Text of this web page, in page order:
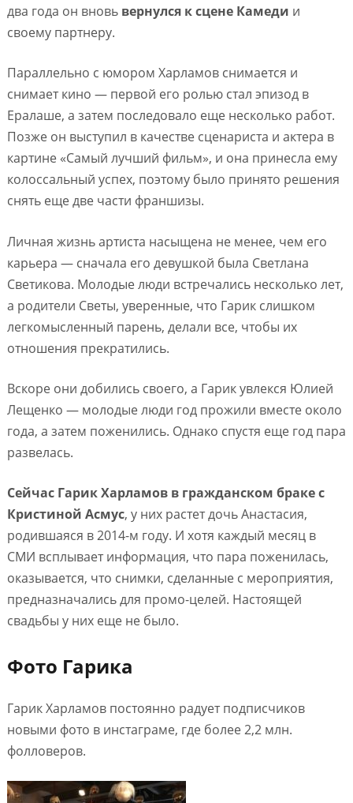
два года он вновь вернулся к сцене Камеди и
своему партнеру.
Параллельно с юмором Харламов снимается и
снимает кино — первой его ролью стал эпизод в
Ералаше, а затем последовало еще несколько работ.
Позже он выступил в качестве сценариста и актера в
картине «Самый лучший фильм», и она принесла ему
колоссальный успех, поэтому было принято решения
снять еще две части франшизы.
Личная жизнь артиста насыщена не менее, чем его
карьера — сначала его девушкой была Светлана
Светикова. Молодые люди встречались несколько лет,
а родители Светы, уверенные, что Гарик слишком
легкомысленный парень, делали все, чтобы их
отношения прекратились.
Вскоре они добились своего, а Гарик увлекся Юлией
Лещенко — молодые люди год прожили вместе около
года, а затем поженились. Однако спустя еще год пара
развелась.
Сейчас Гарик Харламов в гражданском браке с
Кристиной Асмус, у них растет дочь Анастасия,
родившаяся в 2014-м году. И хотя каждый месяц в
СМИ всплывает информация, что пара поженилась,
оказывается, что снимки, сделанные с мероприятия,
предназначались для промо-целей. Настоящей
свадьбы у них еще не было.
Фото Гарика
Гарик Харламов постоянно радует подписчиков
новыми фото в инстаграме, где более 2,2 млн.
фолловеров.